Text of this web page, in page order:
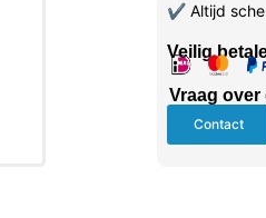
✔Altijd
Veilig
Vraag
Contact